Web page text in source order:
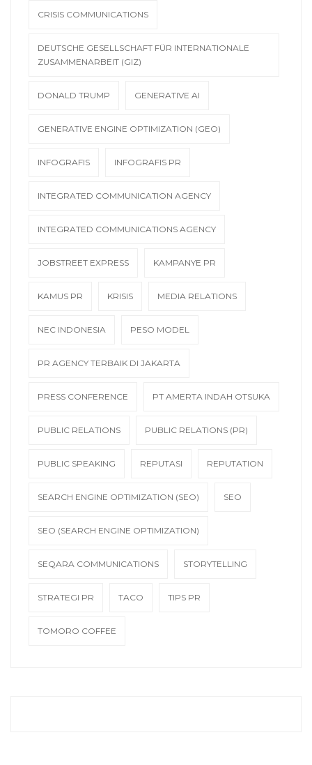
CRISIS COMMUNICATIONS
DEUTSCHE GESELLSCHAFT FÜR INTERNATIONALE
ZUSAMMENARBEIT (GIZ)
DONALD TRUMP GENERATIVE AI
GENERATIVE ENGINE OPTIMIZATION (GEO)
INFOGRAFIS INFOGRAFIS PR
INTEGRATED COMMUNICATION AGENCY
INTEGRATED COMMUNICATIONS AGENCY
JOBSTREET EXPRESS KAMPANYE PR
KAMUS PR KRISIS MEDIA RELATIONS
NEC INDONESIA PESO MODEL
PR AGENCY TERBAIK DI JAKARTA
PRESS CONFERENCE PT AMERTA INDAH OTSUKA
PUBLIC RELATIONS PUBLIC RELATIONS (PR)
PUBLIC SPEAKING REPUTASI REPUTATION
SEARCH ENGINE OPTIMIZATION (SEO) SEO
SEO (SEARCH ENGINE OPTIMIZATION)
SEQARA COMMUNICATIONS STORYTELLING
STRATEGI PR TACO TIPS PR
TOMORO COFFEE